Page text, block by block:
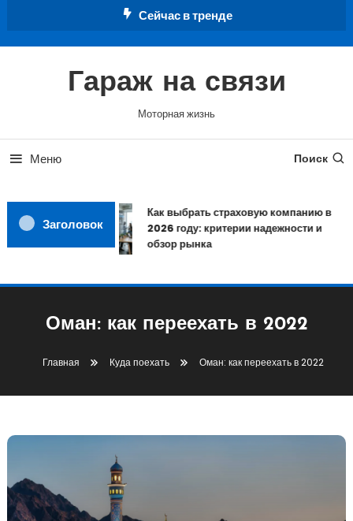
Сейчас в тренде
Гараж на связи
Моторная жизнь
Меню Поиск
Заголовок
Как выбрать страховую компанию в
2026 году: критерии надежности и
обзор рынка
Оман: как переехать в 2022
Главная Куда поехать Оман: как переехать в 2022